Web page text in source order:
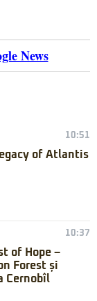
News
10:51
of Atlantis
10:37
of Hope –
Forest și
Cernobîl